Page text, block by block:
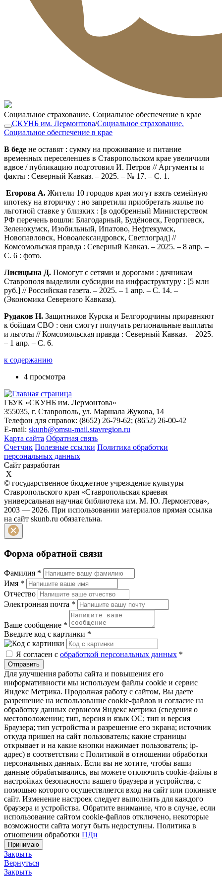
Социальное страхование. Социальное обеспечение в крае
СКУНБ им. Лермонтова/Социальное страхование.
Социальное обеспечение в крае
В беде не оставят : сумму на проживание и питание
временных переселенцев в Ставропольском крае увеличили
вдвое / публикацию подготовил И. Петров // Аргументы и
факты : Северный Кавказ. – 2025. – № 17. – С. 1.
Егорова А. Жители 10 городов края могут взять семейную
ипотеку на вторичку : но запретили приобретать жилье по
льготной ставке у близких : [в одобренный Министерством
РФ перечень вошли: Благодарный, Будёновск, Георгиевск,
Зеленокумск, Изобильный, Ипатово, Нефтекумск,
Новопавловск, Новоалександровск, Светлоград] //
Комсомольская правда : Северный Кавказ. – 2025. – 8 апр. –
С. 6 : фото.
Лисицына Д. Помогут с сетями и дорогами : дачникам
Ставрополя выделили субсидии на инфраструктуру : [5 млн
руб.] // Российская газета. – 2025. – 1 апр. – С. 14. –
(Экономика Северного Кавказа).
Рудаков Н. Защитников Курска и Белгородчины приравняют
к бойцам СВО : они смогут получать региональные выплаты
и льготы // Комсомольская правда : Северный Кавказ. – 2025.
– 1 апр. – С. 6.
к содержанию
4 просмотра
ГБУК «СКУНБ им. Лермонтова»
355035, г. Ставрополь, ул. Маршала Жукова, 14
Телефон для справок: (8652) 26-79-62; (8652) 26-00-42
E-mail: skunb@omsu-mail.stavregion.ru
Карта сайта Обратная связь
Счетчик Полезные ссылки Политика обработки
персональных данных
Сайт разработан
X
© государственное бюджетное учреждение культуры
Ставропольского края «Ставропольская краевая
универсальная научная библиотека им. М. Ю. Лермонтова»,
2003 — 2026. При использовании материалов прямая ссылка
на сайт skunb.ru обязательна.
Форма обратной связи
Фамилия *
Имя *
Отчество
Электронная почта *
Ваше сообщение *
Введите код с картинки *
Я согласен с обработкой персональных данных *
Отправить
Для улучшения работы сайта и повышения его
информативности мы используем файлы cookie и сервис
Яндекс Метрика. Продолжая работу с сайтом, Вы даете
разрешение на использование cookie-файлов и согласие на
обработку данных сервисом Яндекс метрика (сведения о
местоположении; тип, версия и язык ОС; тип и версия
Браузера; тип устройства и разрешение его экрана; источник
откуда пришел на сайт пользователь; какие страницы
открывает и на какие кнопки нажимает пользователь; ip-
адрес) в соответствии с Политикой в отношении обработки
персональных данных. Если вы не хотите, чтобы ваши
данные обрабатывались, вы можете отключить cookie-файлы в
настройках безопасности вашего браузера и устройства, с
помощью которого осуществляется вход на сайт или покиньте
сайт. Изменение настроек следует выполнить для каждого
браузера и устройства. Обратите внимание, что в случае, если
использование сайтом cookie-файлов отключено, некоторые
возможности сайта могут быть недоступны. Политика в
отношении обработки ПДн
Принимаю
Закрыть
Вернуться
Закрыть